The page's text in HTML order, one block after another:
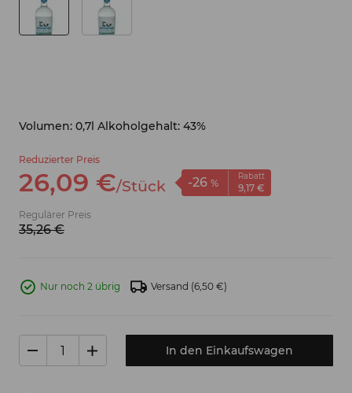
Volumen: 0,7l Alkoholgehalt: 43%
Reduzierter Preis
26,09 €/Stück -26 %
Rabatt
9,17 €
Regulärer Preis
35,26 €
Nur noch 2 übrig Versand (6,50 €)
In den Einkaufswagen